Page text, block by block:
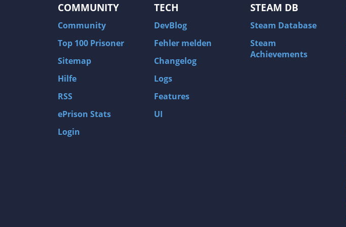
COMMUNITY
Community
Top 100 Prisoner
Sitemap
Hilfe
RSS
ePrison Stats
Login
TECH
DevBlog
Fehler melden
Changelog
Logs
Features
UI
STEAM DB
Steam Database
Steam
Achievements